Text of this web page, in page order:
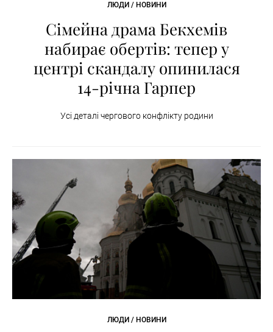
ЛЮДИ / НОВИНИ
Сімейна драма Бекхемів
набирає обертів: тепер у
центрі скандалу опинилася
14-річна Гарпер
Усі деталі чергового конфлікту родини
ЛЮДИ / НОВИНИ